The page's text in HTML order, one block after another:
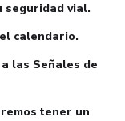
seguridad vial.
calendario.
las Señales de
tener un